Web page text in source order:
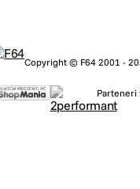
Copyright © F64 2001 -
Parteneri